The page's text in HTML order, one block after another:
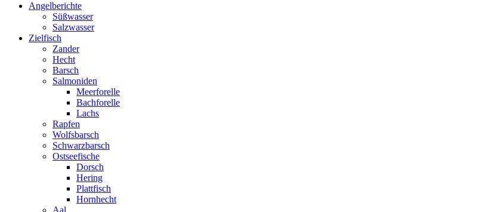
Angelberichte
Süßwasser
Salzwasser
Zielfisch
Zander
Hecht
Barsch
Salmoniden
Meerforelle
Bachforelle
Lachs
Rapfen
Wolfsbarsch
Schwarzbarsch
Ostseefische
Dorsch
Hering
Plattfisch
Hornhecht
Aal